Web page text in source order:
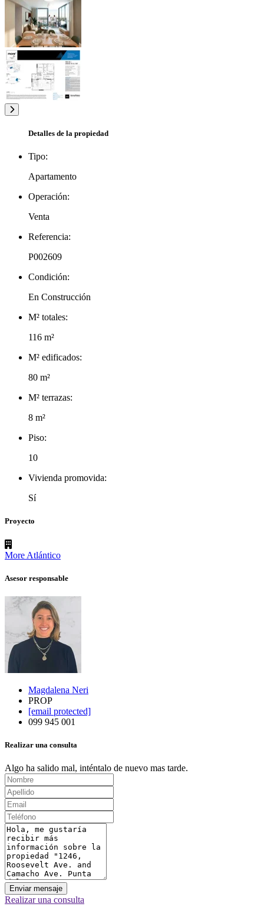
Detalles de la propiedad
Tipo:
Apartamento
Operación:
Venta
Referencia:
P002609
Condición:
En Construcción
M² totales:
116 m²
M² edificados:
80 m²
M² terrazas:
8 m²
Piso:
10
Vivienda promovida:
Sí
Proyecto
More Atlántico
Asesor responsable
Magdalena Neri
PROP
[email protected]
099 945 001
Realizar una consulta
Algo ha salido mal, inténtalo de nuevo mas tarde.
Enviar mensaje
Realizar una consulta